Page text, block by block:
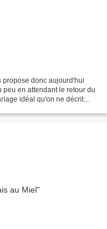
propose donc aujourd'hui
en attendant le retour du
idéal qu'on ne décrit